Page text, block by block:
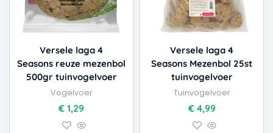
Versele laga 4
Seasons reuze mezenbol
500gr tuinvogelvoer
Vogelvoer
€ 1,29
Versele laga 4
Seasons Mezenbol 25st
tuinvogelvoer
Tuinvogelvoer
€4,99